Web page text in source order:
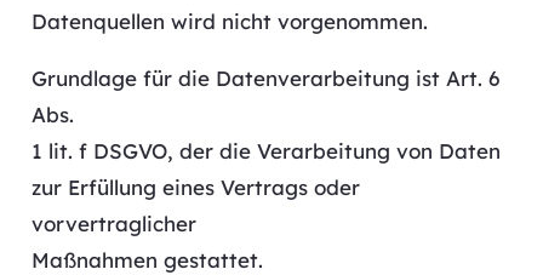
Datenquellen wird nicht vorgenommen.
Grundlage für die Datenverarbeitung ist Art. 6
Abs.
1 lit. f DSGVO, der die Verarbeitung von Daten
zur Erfüllung eines Vertrags oder
vorvertraglicher
Maßnahmen gestattet.